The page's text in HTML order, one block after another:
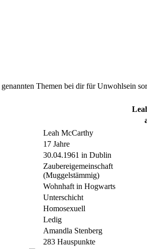
Themen bei dir für Unwohlsein
Leah McCarthy
17 Jahre
30.04.1961 in Dublin
Zaubereigemeinschaft
(Muggelstämmig)
Wohnhaft in Hogwarts
Unterschicht
Homosexuell
Ledig
Amandla Stenberg
283 Hauspunkte